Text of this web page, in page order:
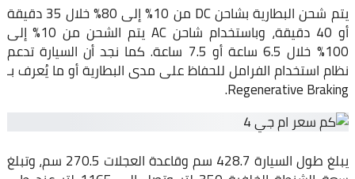
يتم شحن البطارية بشاحن DC من 10% إلى 80% خلال 35 دقيقة
أو 40 دقيقة، وباستخدام شاحن AC يتم الشحن من 10% إلى
100% خلال 6.5 ساعة أو 7.5 ساعة. كما نجد أن السيارة تدعم
نظام استخدام الفرامل للحفاظ على مدى البطارية أو ما يُعرف بـ
Regenerative Braking.
يبلغ طول السيارة 428.7 سم وقاعدة العجلات 270.5 سم، وتبلغ